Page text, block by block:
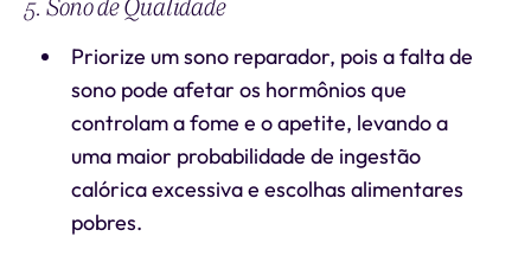
5. Sono de Qualidade
Priorize um sono reparador, pois a falta de
sono pode afetar os hormônios que
controlam a fome e o apetite, levando a
uma maior probabilidade de ingestão
calórica excessiva e escolhas alimentares
pobres.